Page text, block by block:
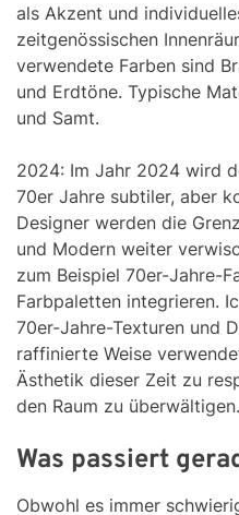
als Akzent und
zeitgenössischen
verwendete Farben sind
und Erdtöne. Typische
und Samt.
2024: Im Jahr 2024 wird
70er Jahre subtiler, aber
Designer werden die
und Modern weiter
zum Beispiel 70er-Jahre-
Farbpaletten integrieren.
70er-Jahre-Texturen und
raffinierte Weise
Ästhetik dieser Zeit zu
den Raum zu überwältigen.
Was passiert
Obwohl es immer